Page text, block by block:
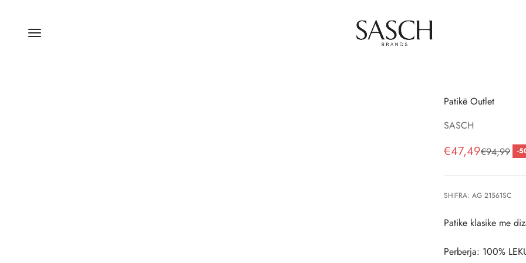
Hap menunë e navigimit
SASCH Brands
Patikë Outlet
SASCH
Çmimi i shitjes,
€47,49Çmimi i
€94,99 -
SHIFRA: AG 21561SC
Patike klasike me
Perberja: 100%